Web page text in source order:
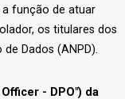
a função de atuar
os titulares dos
Dados (ANPD).
- DPO") da